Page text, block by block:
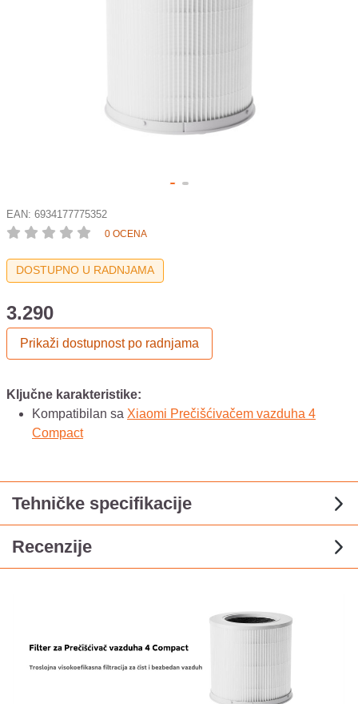
EAN: 6934177775352
0 OCENA
DOSTUPNO U RADNJAMA
3.290
Prikaži dostupnost po radnjama
Ključne karakteristike:
Kompatibilan sa Xiaomi Prečišćivačem vazduha 4
Compact
Tehničke specifikacije
Recenzije